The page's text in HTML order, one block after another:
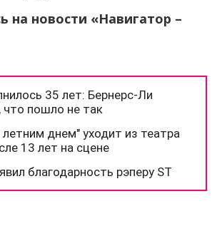
на новости «Навигатор –